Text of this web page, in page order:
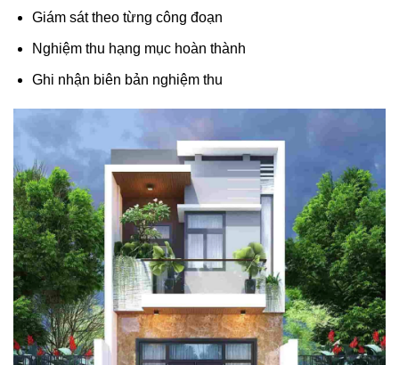
Giám sát theo từng công đoạn
Nghiệm thu hạng mục hoàn thành
Ghi nhận biên bản nghiệm thu